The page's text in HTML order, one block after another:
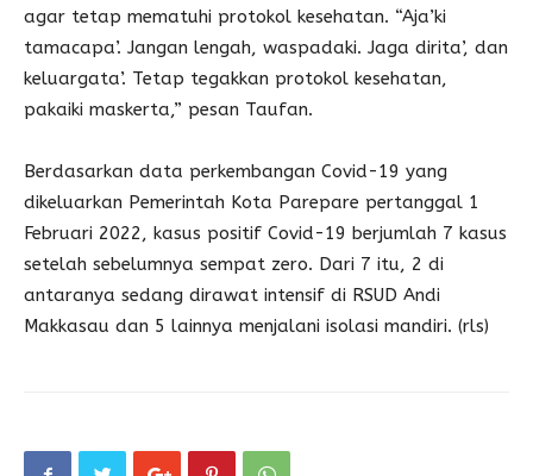
agar tetap mematuhi protokol kesehatan. “Aja’ki
tamacapa’. Jangan lengah, waspadaki. Jaga dirita’, dan
keluargata’. Tetap tegakkan protokol kesehatan,
pakaiki maskerta,” pesan Taufan.
Berdasarkan data perkembangan Covid-19 yang
dikeluarkan Pemerintah Kota Parepare pertanggal 1
Februari 2022, kasus positif Covid-19 berjumlah 7 kasus
setelah sebelumnya sempat zero. Dari 7 itu, 2 di
antaranya sedang dirawat intensif di RSUD Andi
Makkasau dan 5 lainnya menjalani isolasi mandiri. (rls)